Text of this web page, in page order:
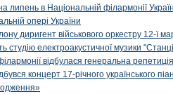
липень в Національній філармонії
опері України
диригент військового оркестру 12-ї
студію електроакустичної музики
відбулася генеральна
концерт 17-річного українського